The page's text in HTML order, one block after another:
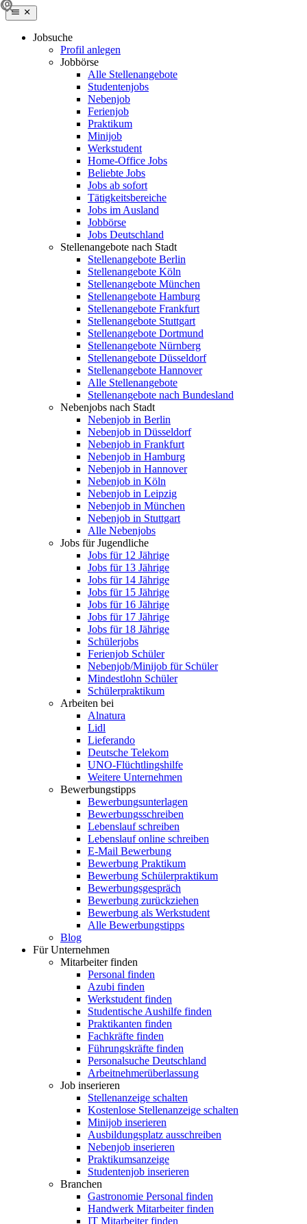
Jobsuche
Profil anlegen
Jobbörse
Alle Stellenangebote
Studentenjobs
Nebenjob
Ferienjob
Praktikum
Minijob
Werkstudent
Home-Office Jobs
Beliebte Jobs
Jobs ab sofort
Tätigkeitsbereiche
Jobs im Ausland
Jobbörse
Jobs Deutschland
Stellenangebote nach Stadt
Stellenangebote Berlin
Stellenangebote Köln
Stellenangebote München
Stellenangebote Hamburg
Stellenangebote Frankfurt
Stellenangebote Stuttgart
Stellenangebote Dortmund
Stellenangebote Nürnberg
Stellenangebote Düsseldorf
Stellenangebote Hannover
Alle Stellenangebote
Stellenangebote nach Bundesland
Nebenjobs nach Stadt
Nebenjob in Berlin
Nebenjob in Düsseldorf
Nebenjob in Frankfurt
Nebenjob in Hamburg
Nebenjob in Hannover
Nebenjob in Köln
Nebenjob in Leipzig
Nebenjob in München
Nebenjob in Stuttgart
Alle Nebenjobs
Jobs für Jugendliche
Jobs für 12 Jährige
Jobs für 13 Jährige
Jobs für 14 Jährige
Jobs für 15 Jährige
Jobs für 16 Jährige
Jobs für 17 Jährige
Jobs für 18 Jährige
Schülerjobs
Ferienjob Schüler
Nebenjob/Minijob für Schüler
Mindestlohn Schüler
Schülerpraktikum
Arbeiten bei
Alnatura
Lidl
Lieferando
Deutsche Telekom
UNO-Flüchtlingshilfe
Weitere Unternehmen
Bewerbungstipps
Bewerbungsunterlagen
Bewerbungsschreiben
Lebenslauf schreiben
Lebenslauf online schreiben
E-Mail Bewerbung
Bewerbung Praktikum
Bewerbung Schülerpraktikum
Bewerbungsgespräch
Bewerbung zurückziehen
Bewerbung als Werkstudent
Alle Bewerbungstipps
Blog
Für Unternehmen
Mitarbeiter finden
Personal finden
Azubi finden
Werkstudent finden
Studentische Aushilfe finden
Praktikanten finden
Fachkräfte finden
Führungskräfte finden
Personalsuche Deutschland
Arbeitnehmerüberlassung
Job inserieren
Stellenanzeige schalten
Kostenlose Stellenanzeige schalten
Minijob inserieren
Ausbildungsplatz ausschreiben
Nebenjob inserieren
Praktikumsanzeige
Studentenjob inserieren
Branchen
Gastronomie Personal finden
Handwerk Mitarbeiter finden
IT Mitarbeiter finden